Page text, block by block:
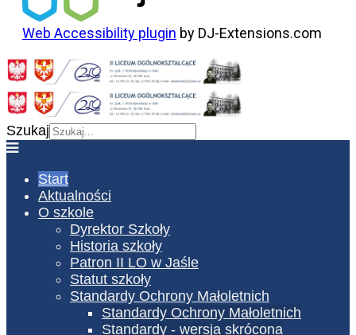
Web Accessibility plugin by DJ-Extensions.com
Szukaj
Start
Aktualności
O szkole
Dyrektor Szkoły
Historia szkoły
Patron II LO w Jaśle
Statut szkoły
Standardy Ochrony Małoletnich
Standardy Ochrony Małoletnich
Standardy - wersja skrócona